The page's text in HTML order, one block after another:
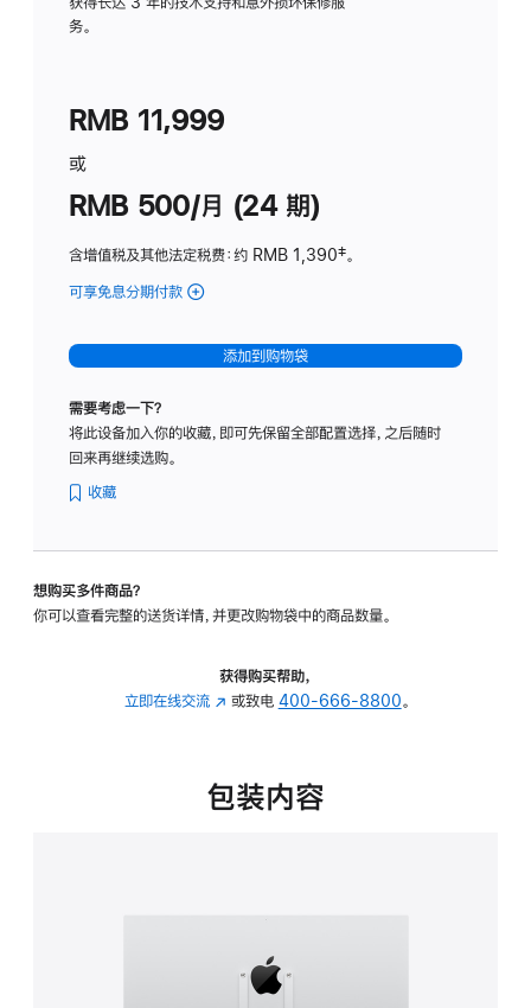
务。
RMB 11,999
或
RMB 500/月 (24 期)
含增值税及其他法定税费：约 RMB 1,390脚
‡。
可享免息分期付款 (Studio
-
标
璃
转
的
添加到购物袋
需要考虑一下？
将此设备加入你的收藏，即可先保留全部配置选择，之后随时
回来再继续选购。
收藏
想购买多件商品？
你可以查看完整的送货详情，并更改购物袋中的商品数量。
获得购买帮助，
立即在线交流 (在
中
或致电 400-666-8800。
包装内容